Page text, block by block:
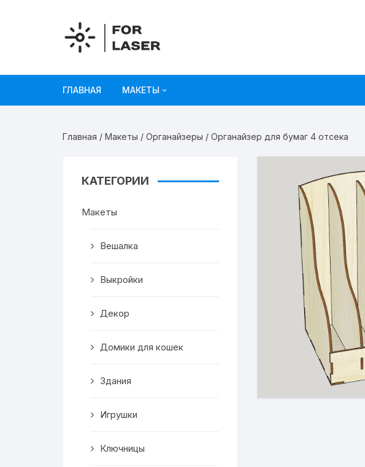
ГЛАВНАЯ МАКЕТЫ
Игрушки
Рамки для фото
Светильники
Подставки
Мини бары
Главная / Макеты / Органайзеры / Органайзер для бумаг 4 отсека
КАТЕГОРИИ
Макеты
Вешалка
Выкройки
Декор
Домики для кошек
Здания
Игрушки
Ключницы